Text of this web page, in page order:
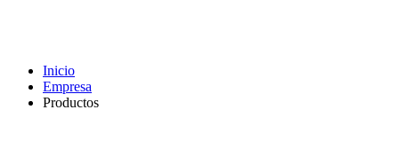
Inicio
Empresa
Productos